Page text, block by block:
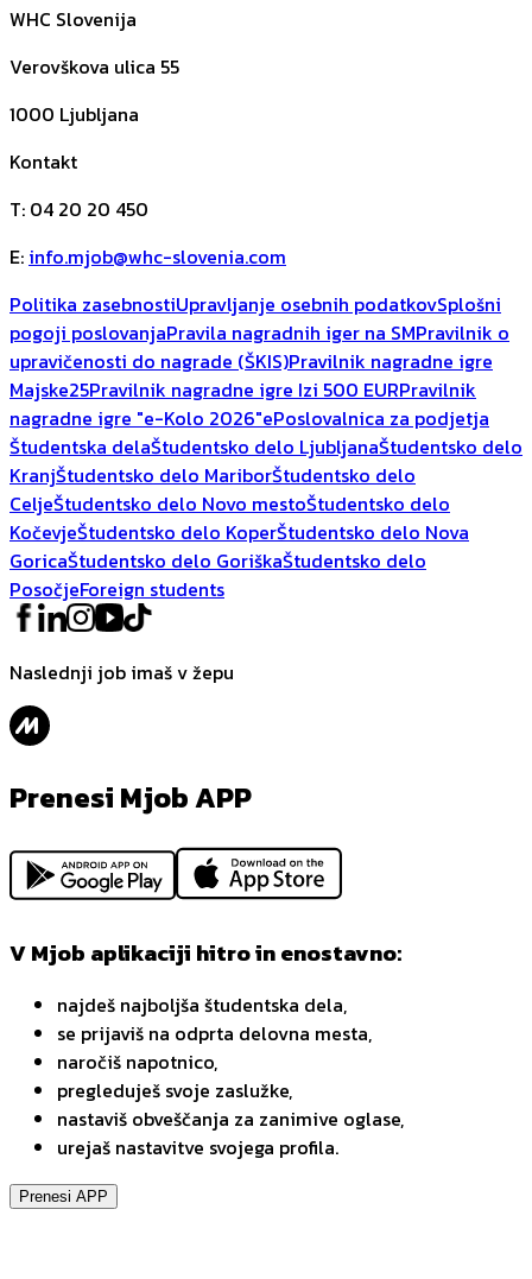
WHC Slovenija
Verovškova ulica 55
1000 Ljubljana
Kontakt
T: 04 20 20 450
E: info.mjob@whc-slovenia.com
Politika zasebnostiUpravljanje osebnih podatkovSplošni
pogoji poslovanjaPravila nagradnih iger na SMPravilnik o
upravičenosti do nagrade (ŠKIS)Pravilnik nagradne igre
Majske25Pravilnik nagradne igre Izi 500 EURPravilnik
nagradne igre "e-Kolo 2026"ePoslovalnica za podjetja
Študentska delaŠtudentsko delo LjubljanaŠtudentsko delo
KranjŠtudentsko delo MariborŠtudentsko delo
CeljeŠtudentsko delo Novo mestoŠtudentsko delo
KočevjeŠtudentsko delo KoperŠtudentsko delo Nova
GoricaŠtudentsko delo GoriškaŠtudentsko delo
PosočjeForeign students
Naslednji job imaš v žepu
Prenesi Mjob APP
V Mjob aplikaciji hitro in enostavno:
najdeš najboljša študentska dela,
se prijaviš na odprta delovna mesta,
naročiš napotnico,
pregleduješ svoje zaslužke,
nastaviš obveščanja za zanimive oglase,
urejaš nastavitve svojega profila.
Prenesi APP